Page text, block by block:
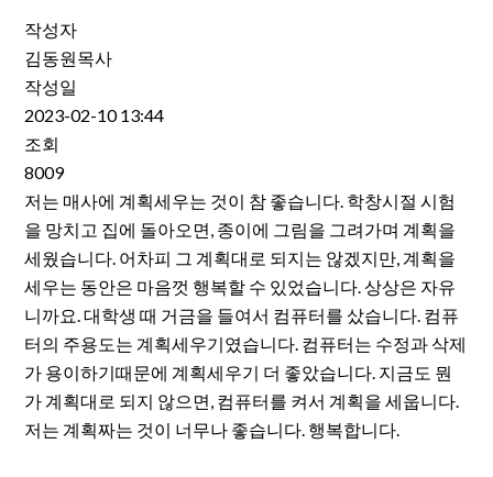
작성자
김동원목사
작성일
2023-02-10 13:44
조회
8009
저는 매사에 계획세우는 것이 참 좋습니다. 학창시절 시험
을 망치고 집에 돌아오면, 종이에 그림을 그려가며 계획을
세웠습니다. 어차피 그 계획대로 되지는 않겠지만, 계획을
세우는 동안은 마음껏 행복할 수 있었습니다. 상상은 자유
니까요. 대학생 때 거금을 들여서 컴퓨터를 샀습니다. 컴퓨
터의 주용도는 계획세우기였습니다. 컴퓨터는 수정과 삭제
가 용이하기때문에 계획세우기 더 좋았습니다. 지금도 뭔
가 계획대로 되지 않으면, 컴퓨터를 켜서 계획을 세웁니다.
저는 계획짜는 것이 너무나 좋습니다. 행복합니다.